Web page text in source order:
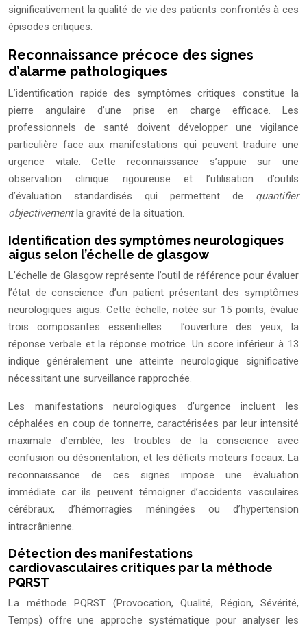
significativement la qualité de vie des patients confrontés à ces
épisodes critiques.
Reconnaissance précoce des signes
d’alarme pathologiques
L’identification rapide des symptômes critiques constitue la
pierre angulaire d’une prise en charge efficace. Les
professionnels de santé doivent développer une vigilance
particulière face aux manifestations qui peuvent traduire une
urgence vitale. Cette reconnaissance s’appuie sur une
observation clinique rigoureuse et l’utilisation d’outils
d’évaluation standardisés qui permettent de quantifier
objectivementla gravité de la situation.
Identification des symptômes neurologiques
aigus selon l’échelle de glasgow
L’échelle de Glasgow représente l’outil de référence pour évaluer
l’état de conscience d’un patient présentant des symptômes
neurologiques aigus. Cette échelle, notée sur 15 points, évalue
trois composantes essentielles : l’ouverture des yeux, la
réponse verbale et la réponse motrice. Un score inférieur à 13
indique généralement une atteinte neurologique significative
nécessitant une surveillance rapprochée.
Les manifestations neurologiques d’urgence incluent les
céphalées en coup de tonnerre, caractérisées par leur intensité
maximale d’emblée, les troubles de la conscience avec
confusion ou désorientation, et les déficits moteurs focaux. La
reconnaissance de ces signes impose une évaluation
immédiate car ils peuvent témoigner d’accidents vasculaires
cérébraux, d’hémorragies méningées ou d’hypertension
intracrânienne.
Détection des manifestations
cardiovasculaires critiques par la méthode
PQRST
La méthode PQRST (Provocation, Qualité, Région, Sévérité,
Temps) offre une approche systématique pour analyser les